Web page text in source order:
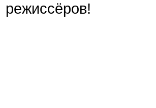
режиссёров!